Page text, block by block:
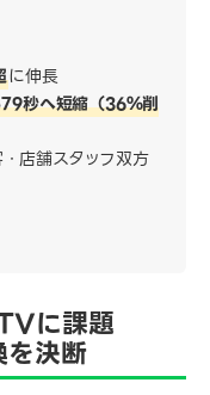
に伸長
秒へ短縮（36％削
店舗スタッフ双方
に課題
決断